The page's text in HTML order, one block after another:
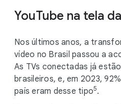
YouTube na tela
Nos últimos anos, a
vídeo no Brasil passou a
As TVs conectadas já
brasileiros, e, em 2023,
país eram desse tipo5.